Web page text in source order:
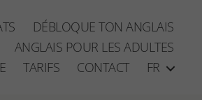
DÉBLOQUE TON ANGLAIS
ANGLAIS POUR LES ADULTES
TARIFS CONTACT FR